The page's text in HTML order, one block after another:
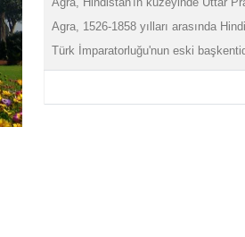
Agra, 1526-1858 yılları arasında
Türk İmparatorluğu'nun eski